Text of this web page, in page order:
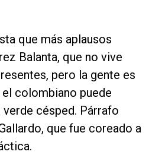
que más aplausos
Balanta, que no vive
pero la gente es
colombiano puede
césped. Párrafo
que fue coreado a